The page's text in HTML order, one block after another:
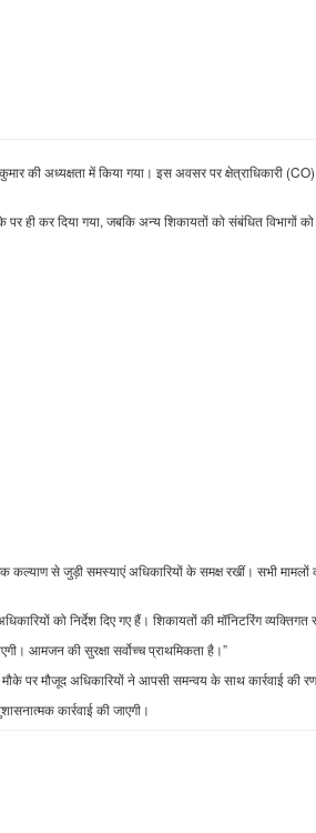
की अध्यक्षता में किया गया। इस अवसर पर क्षेत्राधिकारी
कर दिया गया, जबकि अन्य शिकायतों को संबंधित विभागों को
कल्याण से जुड़ी समस्याएं अधिकारियों के समक्ष रखीं। सभी
को निर्देश दिए गए हैं। शिकायतों की मॉनिटरिंग व्यक्तिगत
आमजन की सुरक्षा सर्वोच्च प्राथमिकता है।”
पर मौजूद अधिकारियों ने आपसी समन्वय के साथ कार्रवाई की
कार्रवाई की जाएगी।